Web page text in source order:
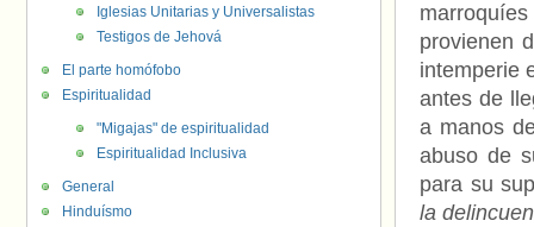
provienen
intemperie
antes de
a manos
abuso de
para su
la
Iglesias Unitarias y Universalistas
Testigos de Jehová
El parte homófobo
Espiritualidad
"Migajas" de espiritualidad
Espiritualidad Inclusiva
General
Hinduísmo